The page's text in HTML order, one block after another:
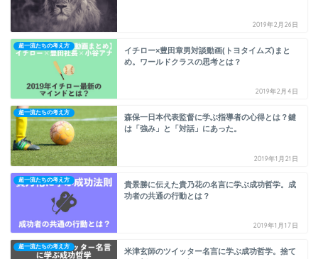
2019年2月26日
超一流たちの考え方
イチロー×豊田章男対談動画(トヨタイムズ)まと
め。ワールドクラスの思考とは？
2019年2月4日
超一流たちの考え方
森保一日本代表監督に学ぶ指導者の心得とは？鍵
は「強み」と「対話」にあった。
2019年1月21日
超一流たちの考え方
貴景勝に伝えた貴乃花の名言に学ぶ成功哲学。成
功者の共通の行動とは？
2019年1月17日
超一流たちの考え方
米津玄師のツイッター名言に学ぶ成功哲学。捨て